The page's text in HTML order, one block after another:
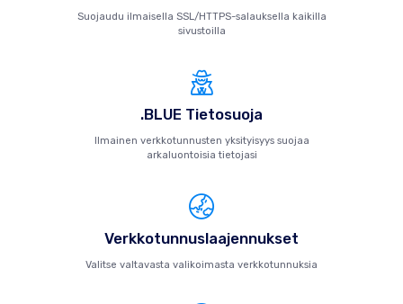
Suojaudu ilmaisella SSL/HTTPS-salauksella kaikilla
sivustoilla
.BLUE Tietosuoja
Ilmainen verkkotunnusten yksityisyys suojaa
arkaluontoisia tietojasi
Verkkotunnuslaajennukset
Valitse valtavasta valikoimasta verkkotunnuksia